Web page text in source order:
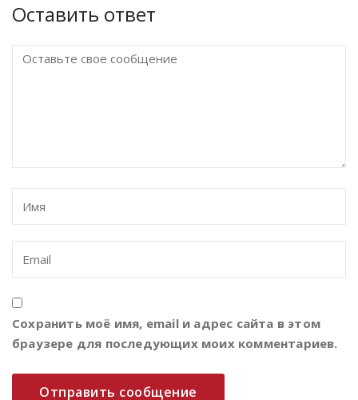
Оставить ответ
Сохранить моё имя, email и адрес сайта в этом
браузере для последующих моих комментариев.